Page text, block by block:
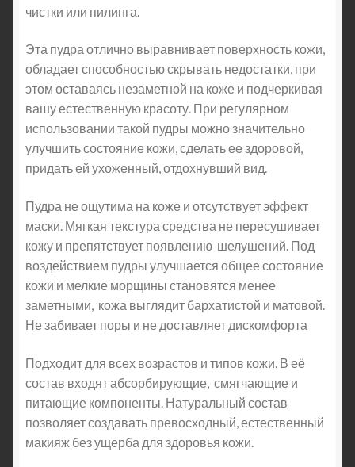
чистки или пилинга.
Эта пудра отлично выравнивает поверхность кожи,
обладает способностью скрывать недостатки, при
этом оставаясь незаметной на коже и подчеркивая
вашу естественную красоту. При регулярном
использовании такой пудры можно значительно
улучшить состояние кожи, сделать ее здоровой,
придать ей ухоженный, отдохнувший вид.
Пудра не ощутима на коже и отсутствует эффект
маски. Мягкая текстура средства не пересушивает
кожу и препятствует появлению шелушений. Под
воздействием пудры улучшается общее состояние
кожи и мелкие морщины становятся менее
заметными, кожа выглядит бархатистой и матовой.
Не забивает поры и не доставляет дискомфорта
Подходит для всех возрастов и типов кожи. В её
состав входят абсорбирующие, смягчающие и
питающие компоненты. Натуральный состав
позволяет создавать превосходный, естественный
макияж без ущерба для здоровья кожи.